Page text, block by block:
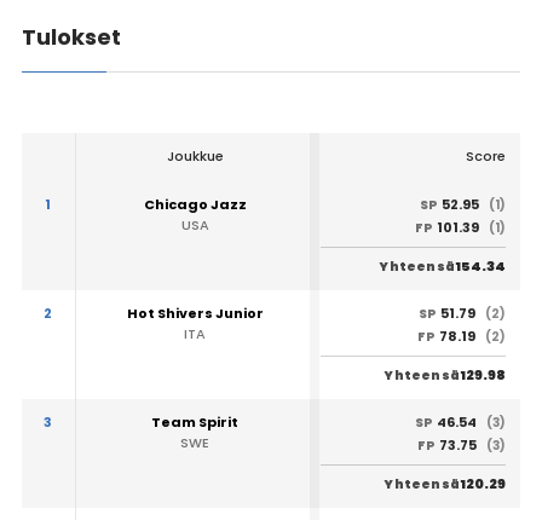
Tulokset
Joukkue Score
1
Chicago Jazz
USA
SP 52.95 (1)
FP 101.39 (1)
Yhteensä154.34
2
Hot Shivers Junior
ITA
SP 51.79 (2)
FP 78.19 (2)
Yhteensä129.98
3
Team Spirit
SWE
SP 46.54
(3)
FP 73.75 (3)
Yhteensä120.29